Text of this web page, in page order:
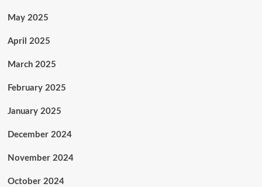
May 2025
April 2025
March 2025
February 2025
January 2025
December 2024
November 2024
October 2024